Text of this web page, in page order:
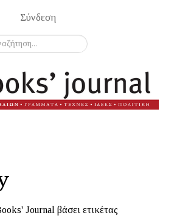
Σύνδεση
Journal βάσει ετικέτας